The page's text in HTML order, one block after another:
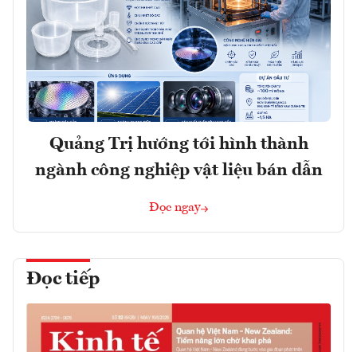
Quảng Trị hướng tới hình thành
ngành công nghiệp vật liệu bán dẫn
Đọc ngay
Đọc tiếp